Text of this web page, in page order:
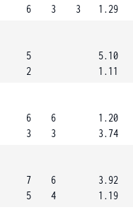
6
3
3
1.29
5
2
5.10
1.11
6
3
6
3
1.20
3.74
7
5
6
4
3.92
1.19